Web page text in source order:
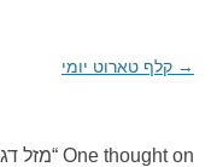
ניווט
→ קלף טארוט יומי
One thought on “ מזל